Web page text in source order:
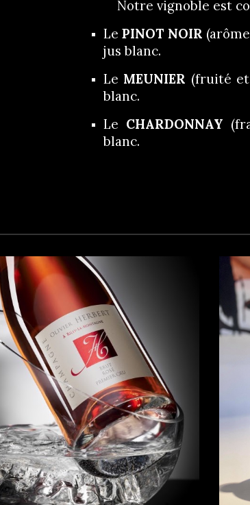
Notre vignoble est
​Le PINOT NOIR
jus blanc.
Le MEUNIER (fruité
blanc.
Le CHARDONNAY
blanc.